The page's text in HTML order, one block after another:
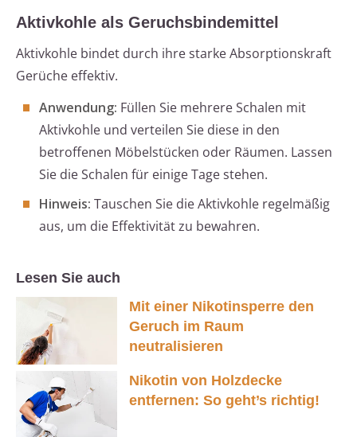
Aktivkohle als Geruchsbindemittel
Aktivkohle bindet durch ihre starke Absorptionskraft
Gerüche effektiv.
Anwendung: Füllen Sie mehrere Schalen mit
Aktivkohle und verteilen Sie diese in den
betroffenen Möbelstücken oder Räumen. Lassen
Sie die Schalen für einige Tage stehen.
Hinweis: Tauschen Sie die Aktivkohle regelmäßig
aus, um die Effektivität zu bewahren.
Lesen Sie auch
Mit einer Nikotinsperre den
Geruch im Raum
neutralisieren
Nikotin von Holzdecke
entfernen: So geht’s richtig!